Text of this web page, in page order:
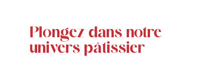
Plongez dans notre
univers pâtissier